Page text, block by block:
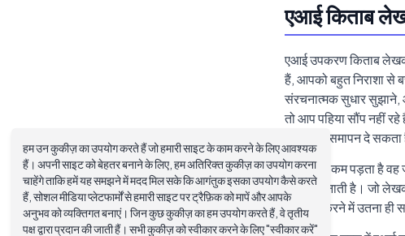
एआई किताब
एआई उपकरण किताब
हैं, आपको बहुत निराशा से
संरचनात्मक सुधार
तो आप पहिया सौंप नहीं
वैकल्पिक समापन दे
जहां एआई कम पड़ता है वह
यादगार बनाती है। जो
संपादित करने में उतना ही
हम उन कुकीज़ का उपयोग करते हैं जो हमारी साइट के काम करने के लिए आवश्यक
हैं। अपनी साइट को बेहतर बनाने के लिए, हम अतिरिक्त कुकीज़ का उपयोग करना
चाहेंगे ताकि हमें यह समझने में मदद मिल सके कि आगंतुक इसका उपयोग कैसे करते
हैं, सोशल मीडिया प्लेटफार्मों से हमारी साइट पर ट्रैफ़िक को मापें और आपके
अनुभव को व्यक्तिगत बनाएं। जिन कुछ कुकीज़ का हम उपयोग करते हैं, वे तृतीय
पक्ष द्वारा प्रदान की जाती हैं। सभी कुकीज़ को स्वीकार करने के लिए "स्वीकार करें"